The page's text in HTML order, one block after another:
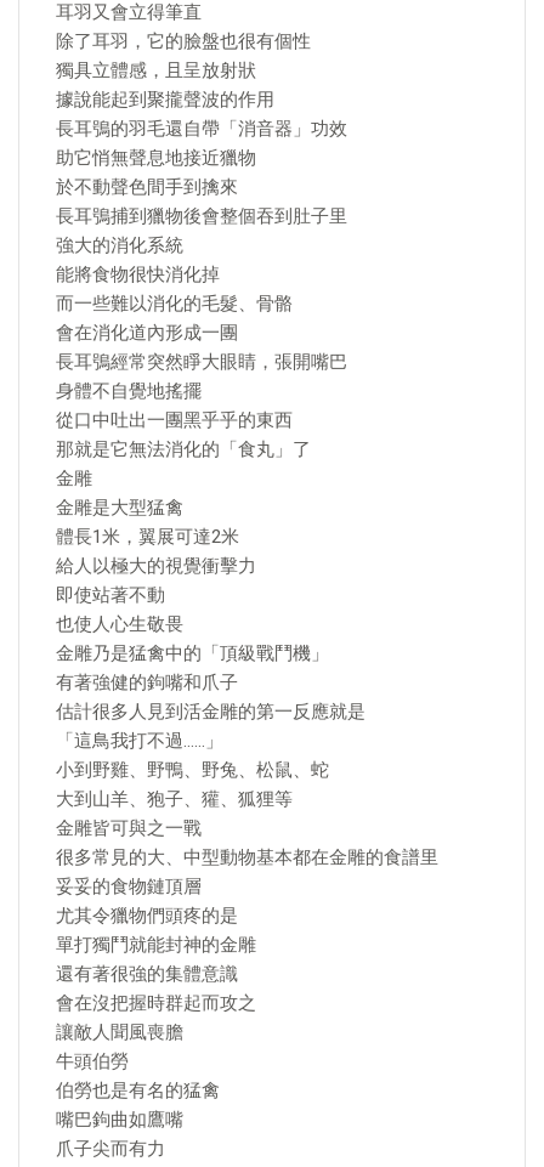
耳羽又會立得筆直
除了耳羽，它的臉盤也很有個性
獨具立體感，且呈放射狀
據說能起到聚攏聲波的作用
長耳鴞的羽毛還自帶「消音器」功效
助它悄無聲息地接近獵物
於不動聲色間手到擒來
長耳鴞捕到獵物後會整個吞到肚子里
強大的消化系統
能將食物很快消化掉
而一些難以消化的毛髮、骨骼
會在消化道內形成一團
長耳鴞經常突然睜大眼睛，張開嘴巴
身體不自覺地搖擺
從口中吐出一團黑乎乎的東西
那就是它無法消化的「食丸」了
金雕
金雕是大型猛禽
體長1米，翼展可達2米
給人以極大的視覺衝擊力
即使站著不動
也使人心生敬畏
金雕乃是猛禽中的「頂級戰鬥機」
有著強健的鉤嘴和爪子
估計很多人見到活金雕的第一反應就是
「這鳥我打不過……」
小到野雞、野鴨、野兔、松鼠、蛇
大到山羊、狍子、獾、狐狸等
金雕皆可與之一戰
很多常見的大、中型動物基本都在金雕的食譜里
妥妥的食物鏈頂層
尤其令獵物們頭疼的是
單打獨鬥就能封神的金雕
還有著很強的集體意識
會在沒把握時群起而攻之
讓敵人聞風喪膽
牛頭伯勞
伯勞也是有名的猛禽
嘴巴鉤曲如鷹嘴
爪子尖而有力